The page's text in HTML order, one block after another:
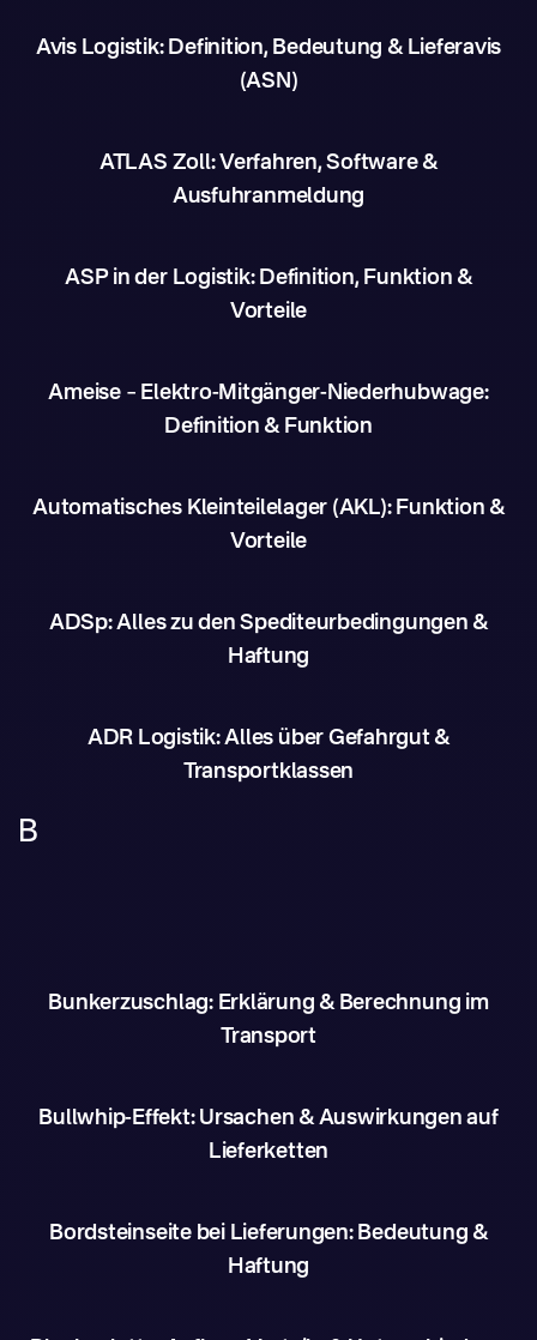
Avis Logistik: Definition, Bedeutung & Lieferavis
(ASN)
ATLAS Zoll: Verfahren, Software &
Ausfuhranmeldung
ASP in der Logistik: Definition, Funktion &
Vorteile
Ameise – Elektro-Mitgänger-Niederhubwage:
Definition & Funktion
Automatisches Kleinteilelager (AKL): Funktion &
Vorteile
ADSp: Alles zu den Spediteurbedingungen &
Haftung
ADR Logistik: Alles über Gefahrgut &
Transportklassen
B
Bunkerzuschlag: Erklärung & Berechnung im
Transport
Bullwhip-Effekt: Ursachen & Auswirkungen auf
Lieferketten
Bordsteinseite bei Lieferungen: Bedeutung &
Haftung